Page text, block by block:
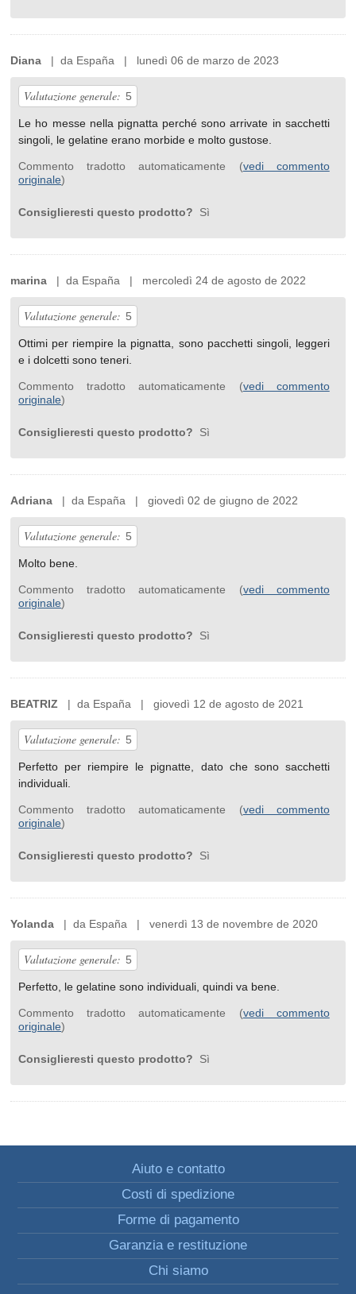
Diana | da España | lunedì 06 de marzo de 2023
Valutazione generale: 5
Le ho messe nella pignatta perché sono arrivate in sacchetti
singoli, le gelatine erano morbide e molto gustose.
Commento tradotto automaticamente (vedi commento
originale)
Consiglieresti questo prodotto? Sì
marina | da España | mercoledì 24 de agosto de 2022
Valutazione generale: 5
Ottimi per riempire la pignatta, sono pacchetti singoli, leggeri
e i dolcetti sono teneri.
Commento tradotto automaticamente (vedi commento
originale)
Consiglieresti questo prodotto? Sì
Adriana | da España | giovedì 02 de giugno de 2022
Valutazione generale: 5
Molto bene.
Commento tradotto automaticamente (vedi commento
originale)
Consiglieresti questo prodotto? Sì
BEATRIZ | da España | giovedì 12 de agosto de 2021
Valutazione generale: 5
Perfetto per riempire le pignatte, dato che sono sacchetti
individuali.
Commento tradotto automaticamente (vedi commento
originale)
Consiglieresti questo prodotto? Sì
Yolanda | da España | venerdì 13 de novembre de 2020
Valutazione generale: 5
Perfetto, le gelatine sono individuali, quindi va bene.
Commento tradotto automaticamente (vedi commento
originale)
Consiglieresti questo prodotto? Sì
Aiuto e contatto
Costi di spedizione
Forme di pagamento
Garanzia e restituzione
Chi siamo